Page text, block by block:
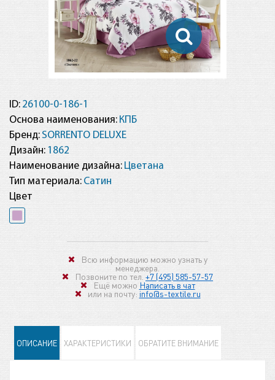
ID: 26100-0-186-1
Основа наименования: КПБ
Бренд: SORRENTO DELUXE
Дизайн: 1862
Наименование дизайна: Цветана
Тип материала: Сатин
Цвет
Всю информацию можно узнать у
менеджера.
Позвоните по тел. +7 (495) 585-57-57
Ещё можно Написать в чат
или на почту:info@s-textile.ru
ОПИСАНИЕ ХАРАКТЕРИСТИКИ ОБРАТИТЕ ВНИМАНИЕ